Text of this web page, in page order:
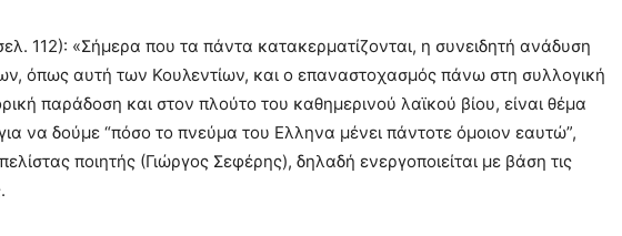
112): «Σήμερα που τα πάντα κατακερματίζονται, η συνειδητή ανάδυση
όπως αυτή των Κουλεντίων, και ο επαναστοχασμός πάνω στη συλλογική
παράδοση και στον πλούτο του καθημερινού λαϊκού βίου, είναι θέμα
να δούμε “πόσο το πνεύμα του Ελληνα μένει πάντοτε όμοιον εαυτώ”,
ποιητής (Γιώργος Σεφέρης), δηλαδή ενεργοποιείται με βάση τις